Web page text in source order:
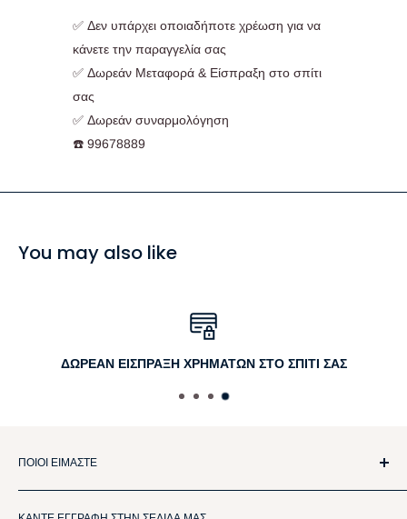
✅ Δεν υπάρχει οποιαδήποτε χρέωση για να
κάνετε την παραγγελία σας
✅ Δωρεάν Μεταφορά & Είσπραξη στο σπίτι
σας
✅ Δωρεάν συναρμολόγηση
☎️ 99678889
You may also like
ΔΩΡΕΑΝ ΕΙΣΠΡΑΞΗ ΧΡΗΜΑΤΩΝ ΣΤΟ ΣΠΙΤΙ ΣΑΣ
ΠΟΙΟΙ ΕΙΜΑΣΤΕ